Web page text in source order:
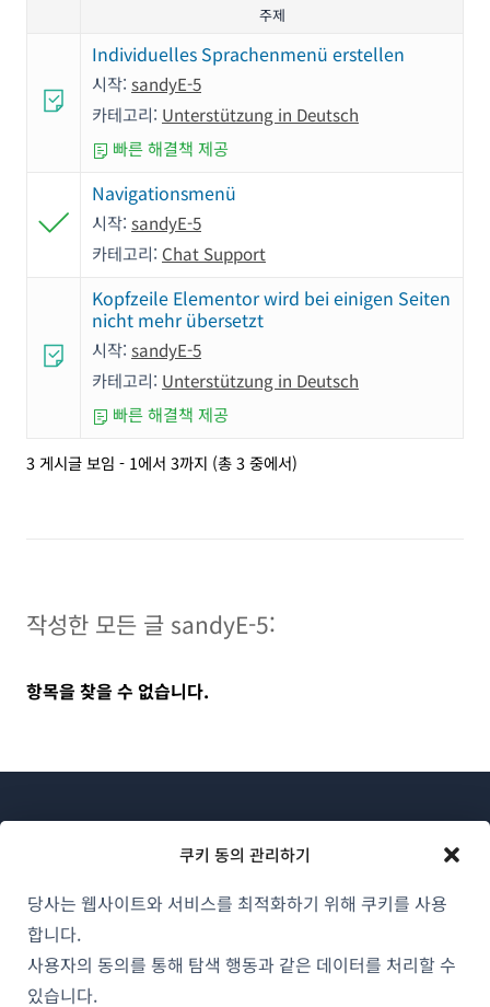
쿠키 동의 관리하기
당사는 웹사이트와 서비스를 최적화하기 위해 쿠키를 사용
합니다.
사용자의 동의를 통해 탐색 행동과 같은 데이터를 처리할 수
있습니다.
주제
Individuelles Sprachenmenü erstellen
시작: sandyE-5
카테고리: Unterstützung in Deutsch
빠른 해결책 제공
Navigationsmenü
시작: sandyE-5
카테고리: Chat Support
Kopfzeile Elementor wird bei einigen Seiten
nicht mehr übersetzt
시작: sandyE-5
카테고리: Unterstützung in Deutsch
빠른 해결책 제공
3 게시글 보임 - 1에서 3까지 (총 3 중에서)
작성한 모든 글 sandyE-5:
항목을 찾을 수 없습니다.
WPML 소개
GDPR 및 개인정보 처리방침